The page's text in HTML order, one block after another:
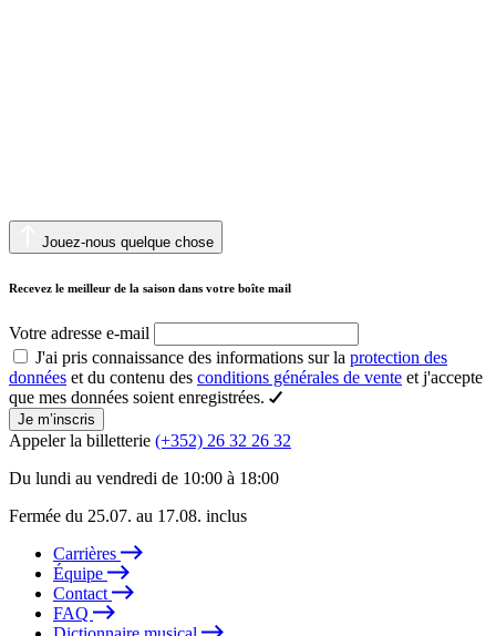
Jouez-nous quelque chose
Recevez le meilleur de la saison dans votre boîte mail
Votre adresse e-mail
J'ai pris connaissance des informations sur la protection des
données et du contenu des conditions générales de vente et j'accepte
que mes données soient enregistrées.
Je m’inscris
Appeler la billetterie (+352) 26 32 26 32
Du lundi au vendredi de 10:00 à 18:00
Fermée du 25.07. au 17.08. inclus
Carrières
Équipe
Contact
FAQ